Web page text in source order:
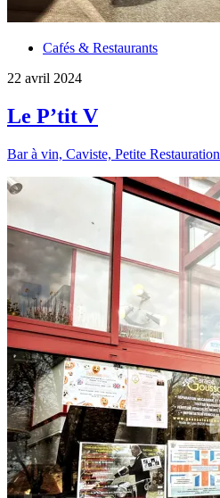
Cafés & Restaurants
22 avril 2024
Le P’tit V
Bar à vin, Caviste, Petite Restauration